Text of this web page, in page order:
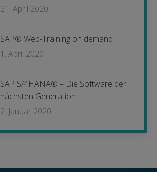
21. April 2020
SAP® Web-Training on demand
1. April 2020
SAP S/4HANA® – Die Software der
nächsten Generation
2. Januar 2020